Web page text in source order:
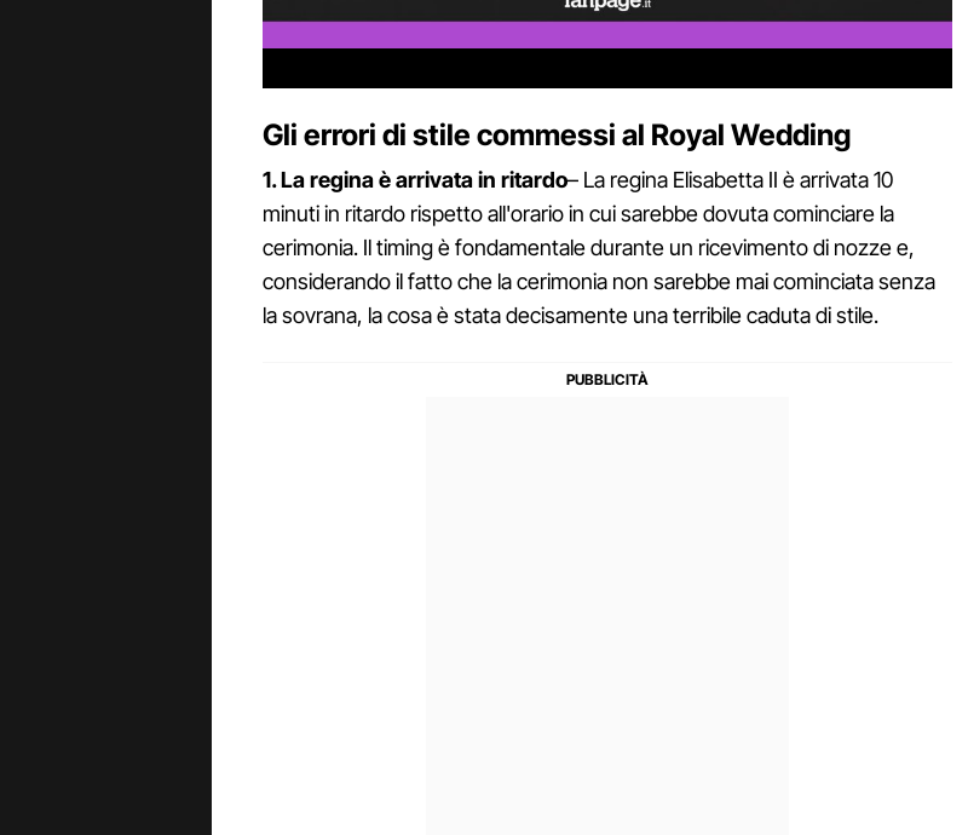
Gli errori di stile commessi al Royal Wedding
1. La regina è arrivata in ritardo– La regina Elisabetta II è arrivata 10
minuti in ritardo rispetto all'orario in cui sarebbe dovuta cominciare la
cerimonia. Il timing è fondamentale durante un ricevimento di nozze e,
considerando il fatto che la cerimonia non sarebbe mai cominciata senza
la sovrana, la cosa è stata decisamente una terribile caduta di stile.